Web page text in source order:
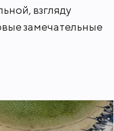
взгляду
замечательные